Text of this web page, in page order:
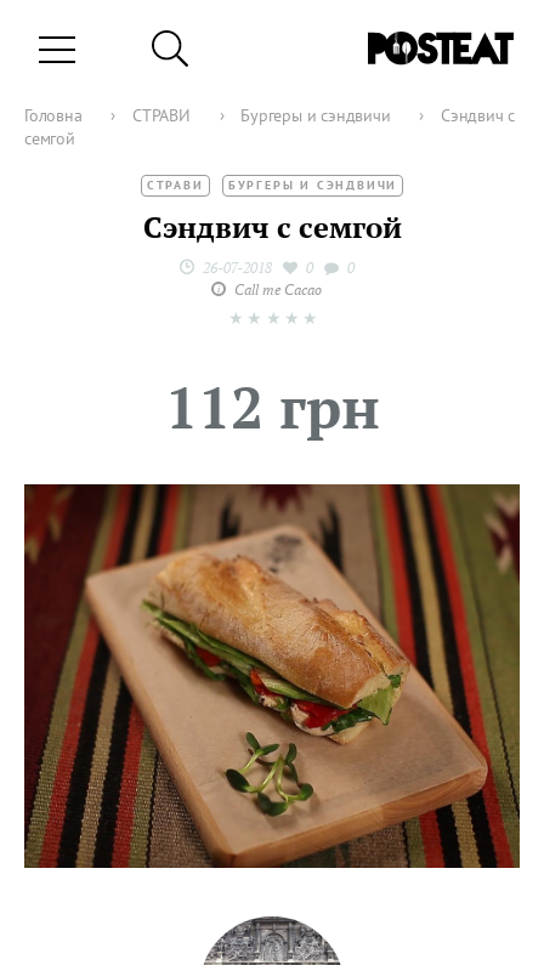
Головна › СТРАВИ › Бургеры и сэндвичи ›
Сэндвич с
семгой
СТРАВИ БУРГЕРЫ И СЭНДВИЧИ
Сэндвич с семгой
26-07-2018 0
0
Call me Cacao
★
★
★
★
★
112 грн